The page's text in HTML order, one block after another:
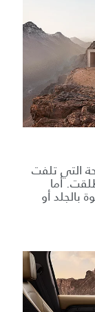
التي تلفت
أما
أو